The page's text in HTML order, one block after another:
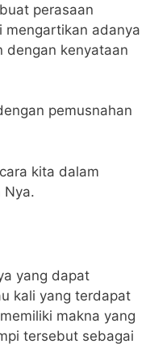
perasaan
mengartikan adanya
dengan kenyataan
pemusnahan
kita dalam
Nya.
yang dapat
kali yang terdapat
makna yang
tersebut sebagai